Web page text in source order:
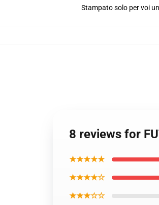
Stampato solo per voi
8 reviews for
★★★★★
★★★★☆
★★★☆☆